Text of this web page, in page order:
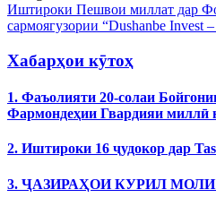
Иштироки Пешвои миллат дар
сармоягузории “Dushanbe Invest
Хабарҳои кӯтоҳ
1. Фаъолияти 20-солаи
Фармондеҳии Гвардияи миллӣ
2. Иштироки 16 ҷудокор дар
3. ҶАЗИРАҲОИ КУРИЛ